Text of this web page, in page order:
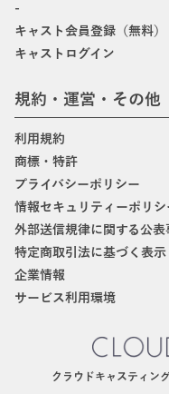
-
キャスト会員登録（無料）
キャストログイン
規約・運営・その他
利用規約
商標・特許
プライバシーポリシー
情報セキュリティーポリシ
外部送信規律に関する公表
特定商取引法に基づく表示
企業情報
サービス利用環境
クラウドキャスティン